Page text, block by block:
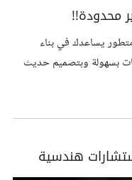
محدودة!!
يساعدك في بناء
بسهولة وبتصميم حديث
هندسية